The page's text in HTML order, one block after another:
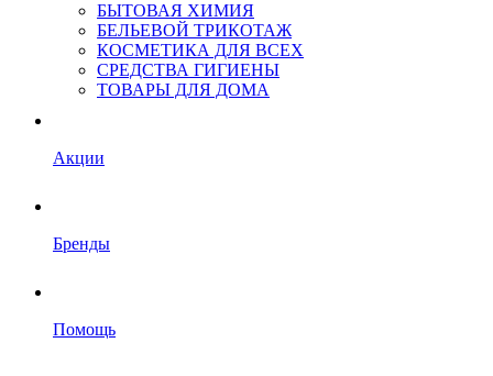
БЫТОВАЯ ХИМИЯ
БЕЛЬЕВОЙ ТРИКОТАЖ
КОСМЕТИКА ДЛЯ ВСЕХ
СРЕДСТВА ГИГИЕНЫ
ТОВАРЫ ДЛЯ ДОМА
Акции
Бренды
Помощь